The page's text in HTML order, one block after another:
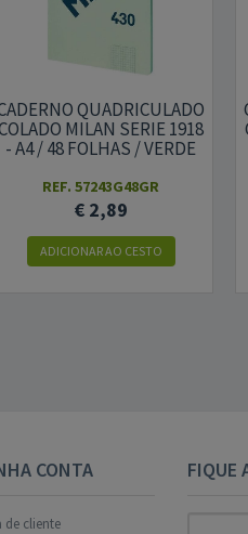
QUADRICULADO
MILAN SERIE 1918
- A4 / 48 FOLHAS / VERDE
REF. 57243G48GR
€ 2,89
ADICIONAR AO CESTO
CONTA
de cliente
FIQUE